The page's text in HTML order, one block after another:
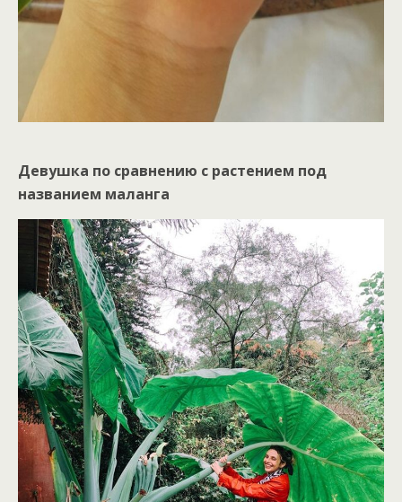
Девушка по сравнению с растением под
названием маланга